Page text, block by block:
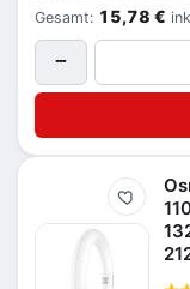
Gesamt: 15,78 €
−
Merken